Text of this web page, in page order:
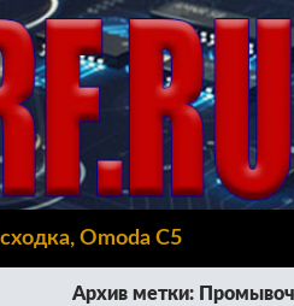
Omoda C5
Архив метки: